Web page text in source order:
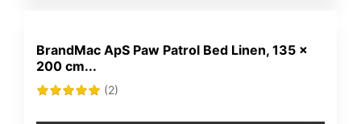
BrandMac ApS Paw Patrol Bed Linen, 135 x
200 cm...
(2)